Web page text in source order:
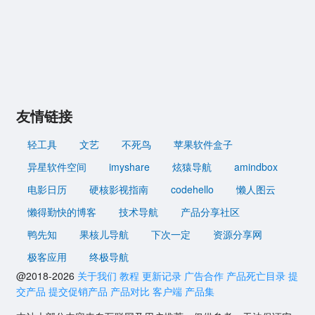
友情链接
轻工具 文艺 不死鸟
苹果软件盒子
异星软件空间
imyshare 炫猿导航
amindbox
电影日历
硬核影视指南 codehello
懒人图云
懒得勤快的博客
技术导航
产品分享社区
鸭先知
果核儿导航 下次一定
资源分享网
极客应用
终极导航
@2018-2026 关于我们 教程 更新记录 广告合作 产品死亡目录 提
交产品 提交促销产品 产品对比 客户端 产品集